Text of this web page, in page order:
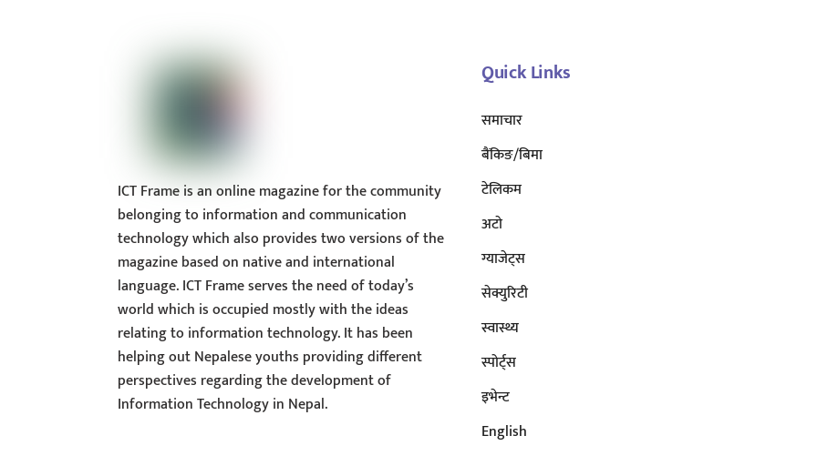
ICT Frame is an online magazine for the community
belonging to information and communication
technology which also provides two versions of the
magazine based on native and international
language. ICT Frame serves the need of today’s
world which is occupied mostly with the ideas
relating to information technology. It has been
helping out Nepalese youths providing different
perspectives regarding the development of
Information Technology in Nepal.
Quick Links
समाचार
बैंकिङ/बिमा
टेलिकम
अटाे
ग्याजेट्स
सेक्युरिटी
स्वास्थ्य
स्पोर्ट्स
इभेन्ट
English